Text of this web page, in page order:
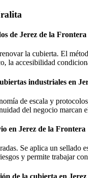
de Jerez de la Frontera
la cubierta. El
la accesibilidad
industriales en
de escala y
del negocio marcan
en Jerez de la Frontera
Se aplica un
y permite trabajar
de la cubierta en